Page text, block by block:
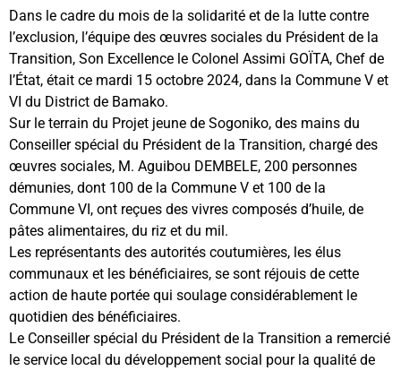
Dans le cadre du mois de la solidarité et de la lutte contre
l’exclusion, l’équipe des œuvres sociales du Président de la
Transition, Son Excellence le Colonel Assimi GOÏTA, Chef de
l’État, était ce mardi 15 octobre 2024, dans la Commune V et
VI du District de Bamako.
Sur le terrain du Projet jeune de Sogoniko, des mains du
Conseiller spécial du Président de la Transition, chargé des
œuvres sociales, M. Aguibou DEMBELE, 200 personnes
démunies, dont 100 de la Commune V et 100 de la
Commune VI, ont reçues des vivres composés d’huile, de
pâtes alimentaires, du riz et du mil.
Les représentants des autorités coutumières, les élus
communaux et les bénéficiaires, se sont réjouis de cette
action de haute portée qui soulage considérablement le
quotidien des bénéficiaires.
Le Conseiller spécial du Président de la Transition a remercié
le service local du développement social pour la qualité de